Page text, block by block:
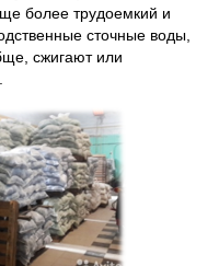
более трудоемкий и
сточные воды,
сжигают или